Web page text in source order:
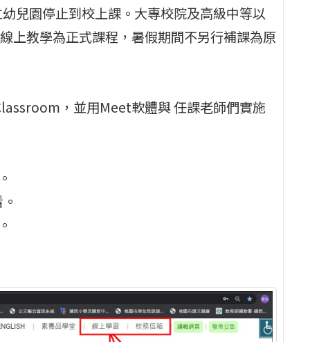
兒園停止到校上課。大專校院及高級中等以
上教學為正式課程，暑假期間不另行補課為原
，並用Meet軟體與 任課老師們實施